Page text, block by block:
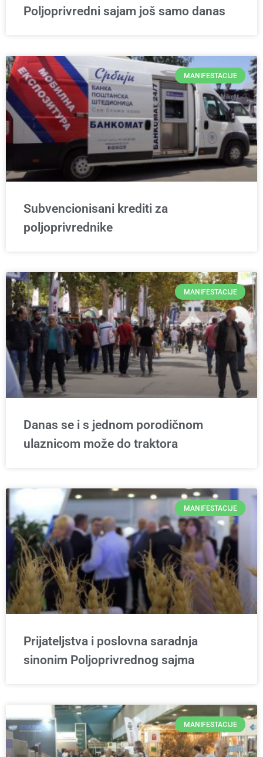
Poljoprivredni sajam još samo danas
MANIFESTACIJE
Subvencionisani krediti za
poljoprivrednike
MANIFESTACIJE
Danas se i s jednom porodičnom
ulaznicom može do traktora
MANIFESTACIJE
Prijateljstva i poslovna saradnja
sinonim Poljoprivrednog sajma
MANIFESTACIJE